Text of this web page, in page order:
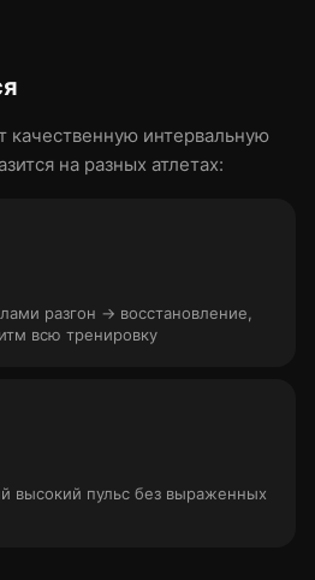
качественную интервальную
на разных атлетах:
разгон → восстановление,
всю тренировку
высокий пульс без выраженных